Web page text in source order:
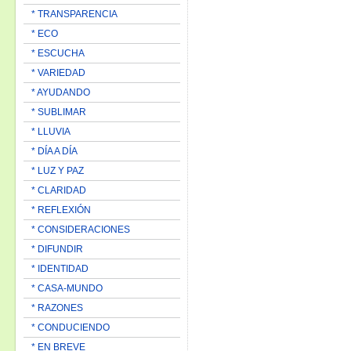
* TRANSPARENCIA
* ECO
* ESCUCHA
* VARIEDAD
* AYUDANDO
* SUBLIMAR
* LLUVIA
* DÍA A DÍA
* LUZ Y PAZ
* CLARIDAD
* REFLEXIÓN
* CONSIDERACIONES
* DIFUNDIR
* IDENTIDAD
* CASA-MUNDO
* RAZONES
* CONDUCIENDO
* EN BREVE